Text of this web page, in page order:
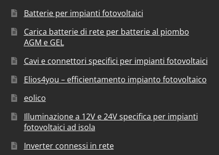
Batterie per impianti fotovoltaici
Carica batterie di rete per batterie al piombo
AGM e GEL
Cavi e connettori specifici per impianti fotovoltaici
Elios4you – efficientamento impianto fotovoltaico
eolico
Illuminazione a 12V e 24V specifica per impianti
fotovoltaici ad isola
Inverter connessi in rete